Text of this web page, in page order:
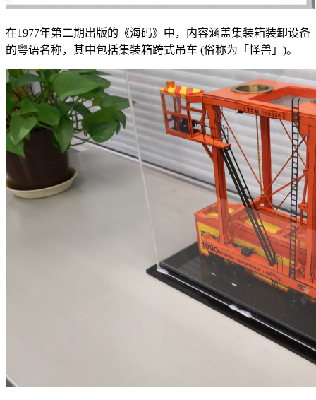
在1977年第二期出版的《海码》中，内容涵盖集装箱装卸设备
的粤语名称，其中包括集装箱跨式吊车 (俗称为「怪兽」)。